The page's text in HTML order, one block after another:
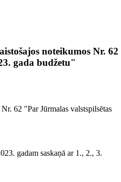
noteikumos Nr. 62
gada budžetu"
62 "Par Jūrmalas valstspilsētas
gadam saskaņā ar 1., 2., 3.